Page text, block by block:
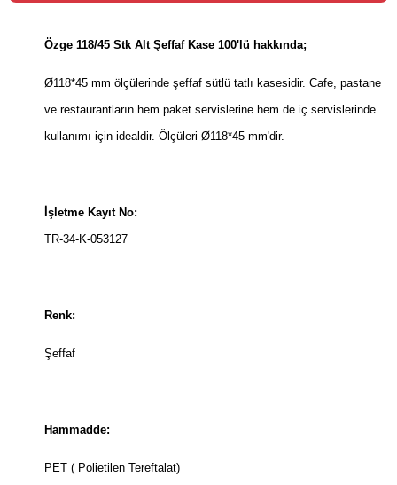
Özge 118/45 Stk Alt Şeffaf Kase 100'lü hakkında;
Ø118*45 mm ölçülerinde şeffaf sütlü tatlı kasesidir. Cafe, pastane
ve restaurantların hem paket servislerine hem de iç servislerinde
kullanımı için idealdir. Ölçüleri Ø118*45 mm'dir.
İşletme Kayıt No:
TR-34-K-053127
Renk:
Şeffaf
Hammadde:
PET ( Polietilen Tereftalat)